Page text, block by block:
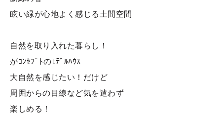
眩い緑が心地よく感じる土間空間
自然を取り入れた暮らし！
がｺﾝｾﾌﾟﾄのﾓﾃﾞﾙﾊｳｽ
大自然を感じたい！だけど
周囲からの目線など気を遣わず
楽しめる！